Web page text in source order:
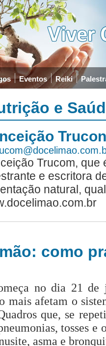
Eventos Reiki
e
Trucon
Trucom, que
e escritora
natural,
como
no dia 21 de
mais afetam o
que, se
tosses e
asma e